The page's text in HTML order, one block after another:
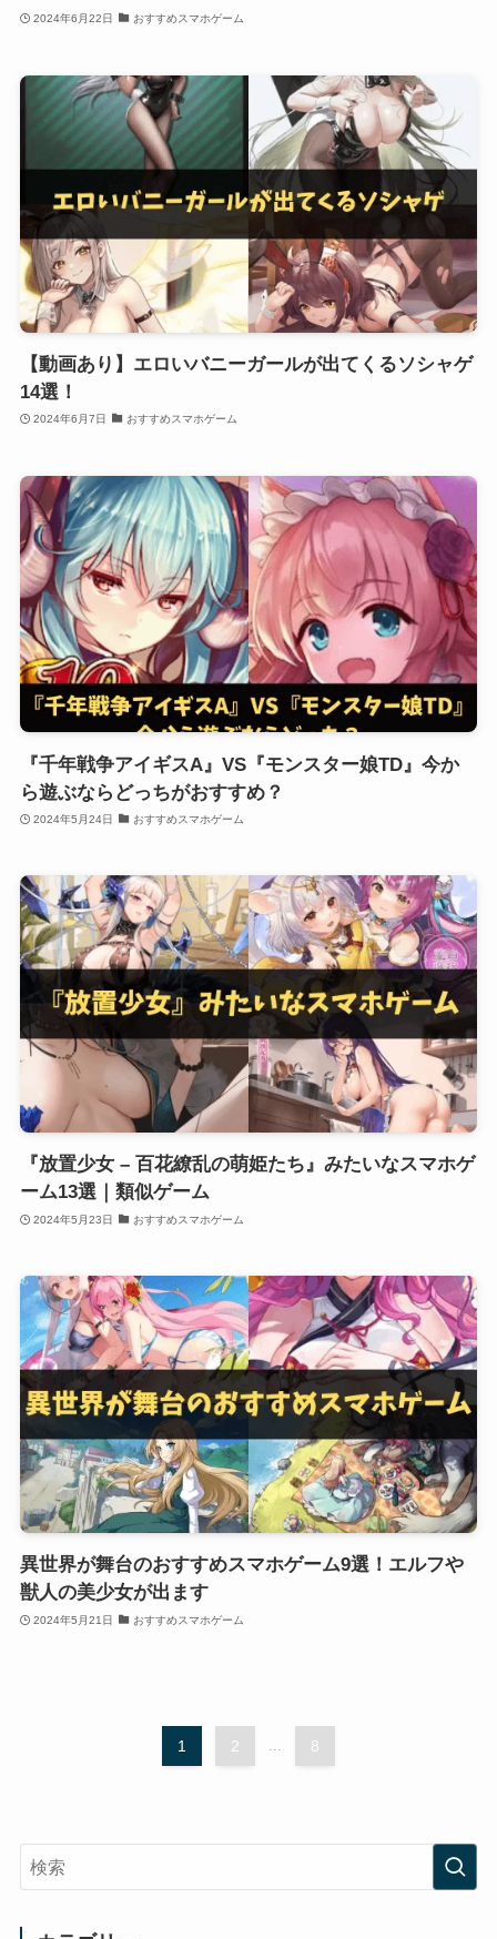
2024年6月22日 おすすめスマホゲーム
【動画あり】エロいバニーガールが出てくるソシャゲ
14選！
2024年6月7日 おすすめスマホゲーム
『千年戦争アイギスA』VS『モンスター娘TD』今か
ら遊ぶならどっちがおすすめ？
2024年5月24日 おすすめスマホゲーム
『放置少女 – 百花繚乱の萌姫たち』みたいなスマホゲ
ーム13選｜類似ゲーム
2024年5月23日 おすすめスマホゲーム
異世界が舞台のおすすめスマホゲーム9選！エルフや
獣人の美少女が出ます
2024年5月21日 おすすめスマホゲーム
1 2 8